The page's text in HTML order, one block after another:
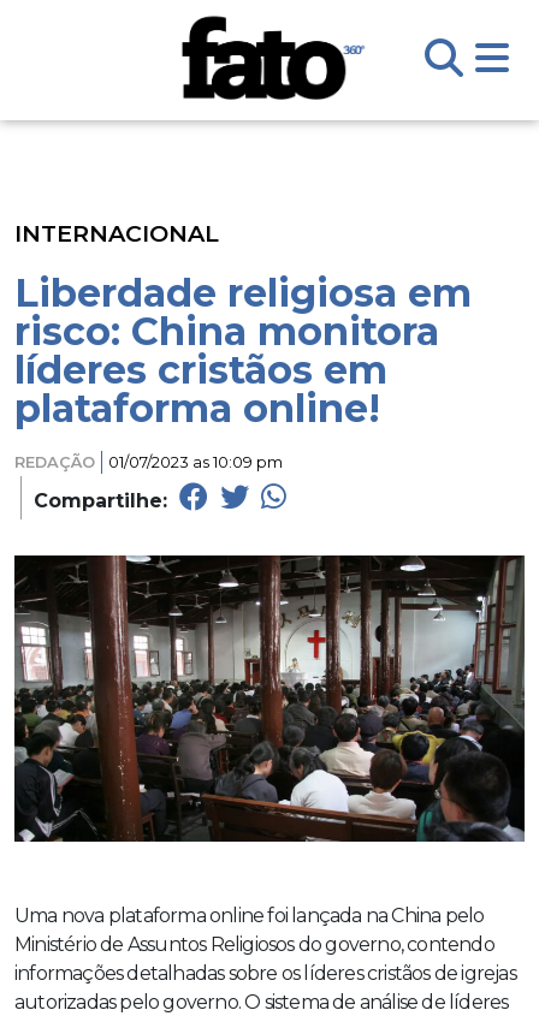
INTERNACIONAL
Liberdade religiosa em
risco: China monitora
líderes cristãos em
plataforma online!
REDAÇÃO 01/07/2023 as 10:09 pm
Compartilhe:
Uma nova plataforma online foi lançada na China pelo
Ministério de Assuntos Religiosos do governo, contendo
informações detalhadas sobre os líderes cristãos de igrejas
autorizadas pelo governo. O sistema de análise de líderes